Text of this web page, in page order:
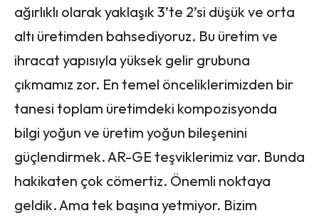
ağırlıklı olarak yaklaşık 3’te 2’si düşük ve orta
altı üretimden bahsediyoruz. Bu üretim ve
ihracat yapısıyla yüksek gelir grubuna
çıkmamız zor. En temel önceliklerimizden bir
tanesi toplam üretimdeki kompozisyonda
bilgi yoğun ve üretim yoğun bileşenini
güçlendirmek. AR-GE teşviklerimiz var. Bunda
hakikaten çok cömertiz. Önemli noktaya
geldik. Ama tek başına yetmiyor. Bizim